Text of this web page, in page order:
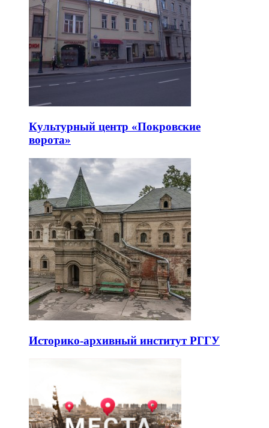
Культурный центр «Покровские
ворота»
Историко-архивный институт РГГУ